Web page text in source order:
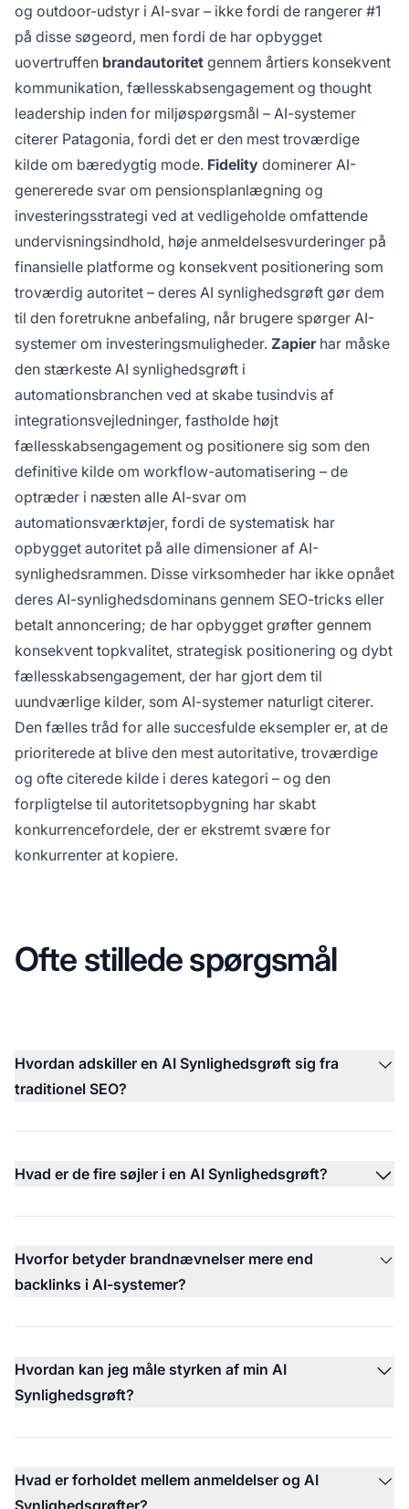
og outdoor-udstyr i AI-svar – ikke fordi de rangerer #1
på disse søgeord, men fordi de har opbygget
uovertruffen brandautoritet gennem årtiers konsekvent
kommunikation, fællesskabsengagement og thought
leadership inden for miljøspørgsmål – AI-systemer
citerer Patagonia, fordi det er den mest troværdige
kilde om bæredygtig mode. Fidelity dominerer AI-
genererede svar om pensionsplanlægning og
investeringsstrategi ved at vedligeholde omfattende
undervisningsindhold, høje anmeldelsesvurderinger på
finansielle platforme og konsekvent positionering som
troværdig autoritet – deres AI synlighedsgrøft gør dem
til den foretrukne anbefaling, når brugere spørger AI-
systemer om investeringsmuligheder. Zapierhar måske
den stærkeste AI synlighedsgrøft i
automationsbranchen ved at skabe tusindvis af
integrationsvejledninger, fastholde højt
fællesskabsengagement og positionere sig som den
definitive kilde om workflow-automatisering – de
optræder i næsten alle AI-svar om
automationsværktøjer, fordi de systematisk har
opbygget autoritet på alle dimensioner af AI-
synlighedsrammen. Disse virksomheder har ikke opnået
deres AI-synlighedsdominans gennem SEO-tricks eller
betalt annoncering; de har opbygget grøfter gennem
konsekvent topkvalitet, strategisk positionering og dybt
fællesskabsengagement, der har gjort dem til
uundværlige kilder, som AI-systemer naturligt citerer.
Den fælles tråd for alle succesfulde eksempler er, at de
prioriterede at blive den mest autoritative, troværdige
og ofte citerede kilde i deres kategori – og den
forpligtelse til autoritetsopbygning har skabt
konkurrencefordele, der er ekstremt svære for
konkurrenter at kopiere.
Ofte stillede spørgsmål
Hvordan adskiller en AI Synlighedsgrøft sig fra
traditionel SEO?
Hvad er de fire søjler i en AI Synlighedsgrøft?
Hvorfor betyder brandnævnelser mere end
backlinks i AI-systemer?
Hvordan kan jeg måle styrken af min AI
Synlighedsgrøft?
Hvad er forholdet mellem anmeldelser og AI
Synlighedsgrøfter?